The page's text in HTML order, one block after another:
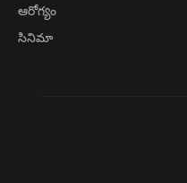
ఆరోగ్యం
సినిమా